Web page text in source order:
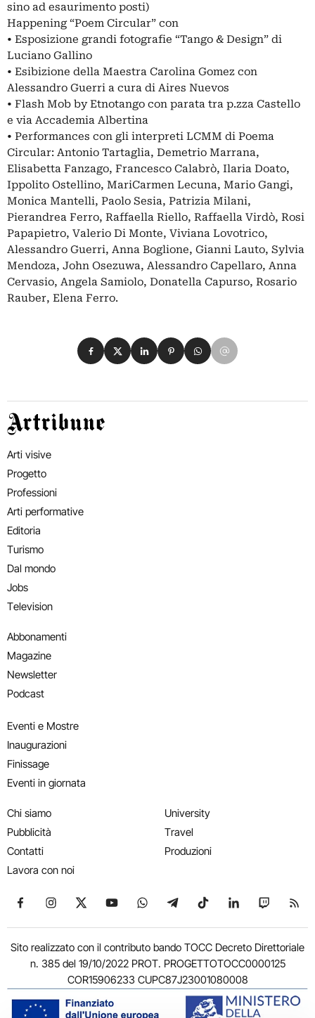
sino ad esaurimento posti)
Happening “Poem Circular” con
• Esposizione grandi fotografie “Tango & Design” di
Luciano Gallino
• Esibizione della Maestra Carolina Gomez con
Alessandro Guerri a cura di Aires Nuevos
• Flash Mob by Etnotango con parata tra p.zza Castello
e via Accademia Albertina
• Performances con gli interpreti LCMM di Poema
Circular: Antonio Tartaglia, Demetrio Marrana,
Elisabetta Fanzago, Francesco Calabrò, Ilaria Doato,
Ippolito Ostellino, MariCarmen Lecuna, Mario Gangi,
Monica Mantelli, Paolo Sesia, Patrizia Milani,
Pierandrea Ferro, Raffaella Riello, Raffaella Virdò, Rosi
Papapietro, Valerio Di Monte, Viviana Lovotrico,
Alessandro Guerri, Anna Boglione, Gianni Lauto, Sylvia
Mendoza, John Osezuwa, Alessandro Capellaro, Anna
Cervasio, Angela Samiolo, Donatella Capurso, Rosario
Rauber, Elena Ferro.
Condividi su Facebook
Condividi su X
Condividi su LinkedIn
Condividi su Pinterest
Condividi su WhatsApp
Condividi su Email
Artribune
Arti visive
Progetto
Professioni
Arti performative
Editoria
Turismo
Dal mondo
Jobs
Television
Abbonamenti
Magazine
Newsletter
Podcast
Eventi e Mostre
Inaugurazioni
Finissage
Eventi in giornata
Chi siamo
Pubblicità
Contatti
Lavora con noi
University
Travel
Produzioni
Seguici su Facebook
Seguici su Instagram
Seguici su X
Seguici su YouTube
Seguici su WhatsApp
Seguici su Telegram
Seguici su TikTok
Seguici su
Seguici
Sito realizzato con il contributo bando TOCC Decreto Direttoriale
n. 385 del 19/10/2022 PROT. PROGETTOTOCC0000125
COR15906233 CUPC87J23001080008